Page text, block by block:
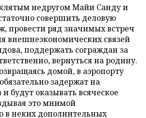
недругом Майи Санду и
совершить деловую
провести ряд значимых встреч
внешнеэкономических связей
поддержать сограждан за
вернуться на родину.
домой, в аэропорту
задержат на
и будут оказывать всяческое
это мнимой
в неких дополнительных